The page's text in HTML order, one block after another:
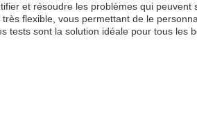
et résoudre les problèmes qui peuvent
flexible, vous permettant de le
tests sont la solution idéale pour tous les